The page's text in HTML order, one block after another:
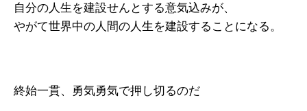
自分の人生を建設せんとする意気込みが、
やがて世界中の人間の人生を建設することになる。
終始一貫、勇気勇気で押し切るのだ